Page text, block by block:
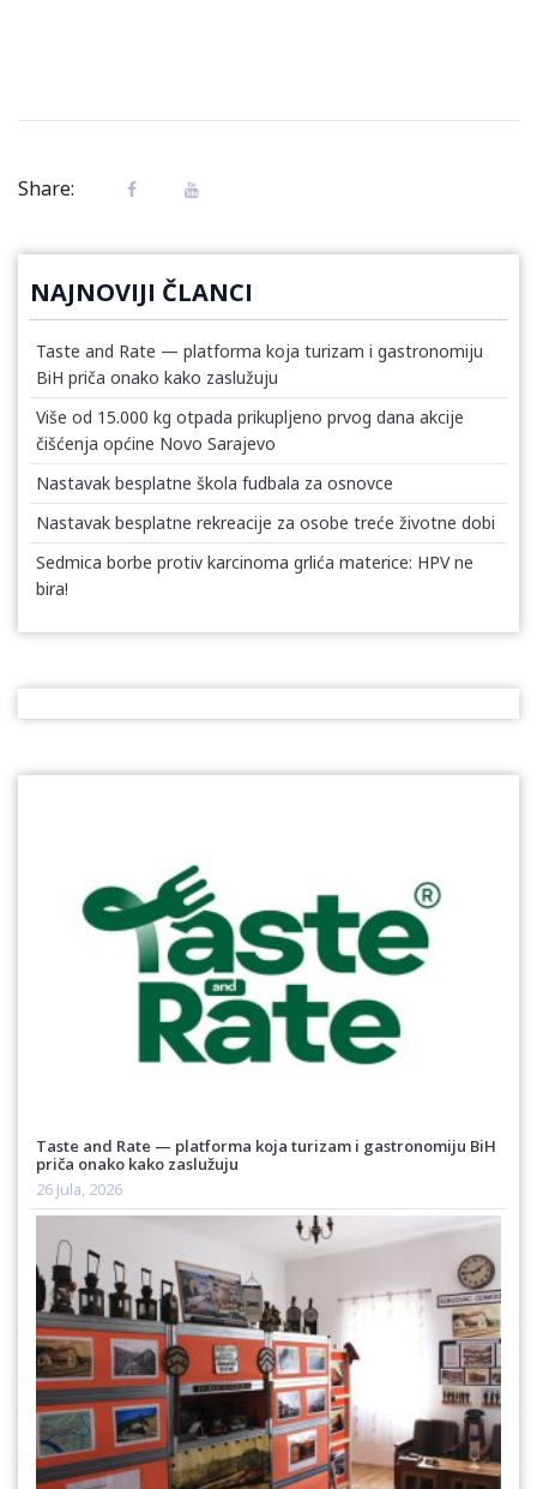
Share:
NAJNOVIJI ČLANCI
Taste and Rate — platforma koja turizam i gastronomiju
BiH priča onako kako zaslužuju
Više od 15.000 kg otpada prikupljeno prvog dana akcije
čišćenja općine Novo Sarajevo
Nastavak besplatne škola fudbala za osnovce
Nastavak besplatne rekreacije za osobe treće životne dobi
Sedmica borbe protiv karcinoma grlića materice: HPV ne
bira!
Taste and Rate — platforma koja turizam i gastronomiju BiH
priča onako kako zaslužuju
26 Jula, 2026